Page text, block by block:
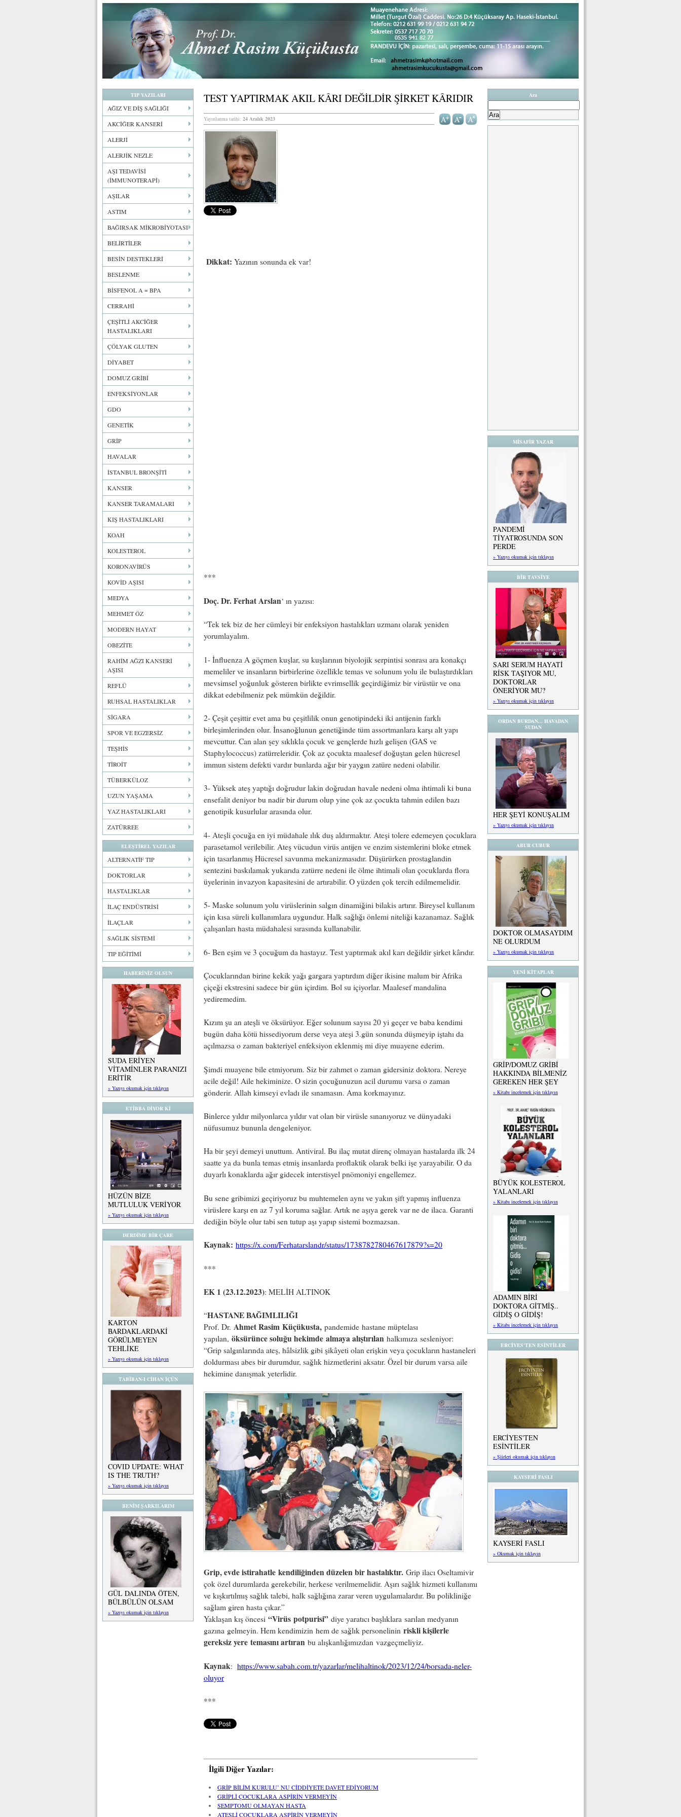
TIP YAZILARI
AĞIZ VE DİŞ SAĞLIĞI
AKCİĞER KANSERİ
ALERJİ
ALERJİK NEZLE
AŞI TEDAVİSİ
(İMMUNOTERAPİ)
AŞILAR
ASTIM
BAĞIRSAK MİKROBİYOTASI
BELİRTİLER
BESİN DESTEKLERİ
BESLENME
BİSFENOL A = BPA
CERRAHİ
ÇEŞİTLİ AKCİĞER
HASTALIKLARI
ÇÖLYAK GLUTEN
DİYABET
DOMUZ GRİBİ
ENFEKSİYONLAR
GDO
GENETİK
GRİP
HAVALAR
İSTANBUL BRONŞİTİ
KANSER
KANSER TARAMALARI
KIŞ HASTALIKLARI
KOAH
KOLESTEROL
KORONAVİRÜS
KOVİD AŞISI
MEDYA
MEHMET ÖZ
MODERN HAYAT
OBEZİTE
RAHİM AĞZI KANSERİ
AŞISI
REFLÜ
RUHSAL HASTALIKLAR
SİGARA
SPOR VE EGZERSİZ
TEŞHİS
TİROİT
TÜBERKÜLOZ
UZUN YAŞAMA
YAZ HASTALIKLARI
ZATÜRREE
ELEŞTİREL YAZILAR
ALTERNATİF TIP
DOKTORLAR
HASTALIKLAR
İLAÇ ENDÜSTRİSİ
İLAÇLAR
SAĞLIK SİSTEMİ
TIP EĞİTİMİ
HABERİNİZ OLSUN
SUDA ERİYEN
VİTAMİNLER PARANIZI
ERİTİR
» Yazıyı okumak için tıklayın
ETİBBA DİYOR Kİ
HÜZÜN BİZE
MUTLULUK VERİYOR
» Yazıyı okumak için tıklayın
DERDİME BİR ÇARE
KARTON
BARDAKLARDAKİ
GÖRÜLMEYEN
TEHLİKE
» Yazıyı okumak için tıklayın
TABİBAN-I CİHAN İÇÜN
COVID UPDATE: WHAT
IS THE TRUTH?
» Yazıyı okumak için tıklayın
BENİM ŞARKILARIM
GÜL DALINDA ÖTEN,
BÜLBÜLÜN OLSAM
» Yazıyı okumak için tıklayın
TEST YAPTIRMAK AKIL KÂRI DEĞİLDİR ŞİRKET KÂRIDIR
Yayınlanma tarihi: 24 Aralık 2023
Dikkat: Yazının sonunda ek var!
***
Doç. Dr. Ferhat Arslan‘ ın yazısı:
“Tek tek biz de her cümleyi bir enfeksiyon hastalıkları uzmanı olarak yeniden
yorumlayalım.
1- İnfluenza A göçmen kuşlar, su kuşlarının biyolojik serpintisi sonrası ara konakçı
memeliler ve insanların birbirlerine özellikle temas ve solunum yolu ile bulaştırdıkları
mevsimsel yoğunluk gösteren birlikte evrimsellik geçirdiğimiz bir virüstür ve ona
dikkat edebilmeniz pek mümkün değildir.
2- Çeşit çeşittir evet ama bu çeşitlilik onun genotipindeki iki antijenin farklı
birleşimlerinden olur. İnsanoğlunun genetiğinde tüm assortmanlara karşı alt yapı
mevcuttur. Can alan şey sıklıkla çocuk ve gençlerde hızlı gelişen (GAS ve
Staphylococcus) zatürreleridir. Çok az çocukta maalesef doğuştan gelen hücresel
immun sistem defekti vardır bunlarda ağır bir yaygın zatüre nedeni olabilir.
3- Yüksek ateş yaptığı doğrudur lakin doğrudan havale nedeni olma ihtimali ki buna
ensefalit deniyor bu nadir bir durum olup yine çok az çocukta tahmin edilen bazı
genotipik kusurlular arasında olur.
4- Ateşli çocuğa en iyi müdahale ılık duş aldırmaktır. Ateşi tolere edemeyen çocuklara
parasetamol verilebilir. Ateş vücudun virüs antijen ve enzim sistemlerini bloke etmek
için tasarlanmış Hücresel savunma mekanizmasıdır. Düşürürken prostaglandin
sentezini baskılamak yukarıda zatürre nedeni ile ölme ihtimali olan çocuklarda flora
üyelerinin invazyon kapasitesini de artırabilir. O yüzden çok tercih edilmemelidir.
5- Maske solunum yolu virüslerinin salgın dinamiğini bilakis artırır. Bireysel kullanım
için kısa süreli kullanımlara uygundur. Halk sağlığı önlemi niteliği kazanamaz. Sağlık
çalışanları hasta müdahalesi sırasında kullanabilir.
6- Ben eşim ve 3 çocuğum da hastayız. Test yaptırmak akıl karı değildir şirket kârıdır.
Çocuklarından birine kekik yağı gargara yaptırdım diğer ikisine malum bir Afrika
çiçeği ekstresini sadece bir gün içirdim. Bol su içiyorlar. Maalesef mandalina
yediremedim.
Kızım şu an ateşli ve öksürüyor. Eğer solunum sayısı 20 yi geçer ve baba kendimi
bugün daha kötü hissediyorum derse veya ateşi 3.gün sonunda düşmeyip iştahı da
açılmazsa o zaman bakteriyel enfeksiyon eklenmiş mi diye muayene ederim.
Şimdi muayene bile etmiyorum. Siz bir zahmet o zaman gidersiniz doktora. Nereye
acile değil! Aile hekiminize. O sizin çocuğunuzun acil durumu varsa o zaman
gönderir. Allah kimseyi evladı ile sınamasın. Ama korkmayınız.
Binlerce yıldır milyonlarca yıldır vat olan bir virüsle sınanıyoruz ve dünyadaki
nüfusumuz bununla dengeleniyor.
Ha bir şeyi demeyi unuttum. Antiviral. Bu ilaç mutat direnç olmayan hastalarda ilk 24
saatte ya da bunla temas etmiş insanlarda proflaktik olarak belki işe yarayabilir. O da
duyarlı konaklarda ağır gidecek interstisyel pnömoniyi engellemez.
Bu sene gribimizi geçiriyoruz bu muhtemelen aynı ve yakın şift yapmış influenza
virüslere karşı en az 7 yıl koruma sağlar. Artık ne aşıya gerek var ne de ilaca. Garanti
dediğin böyle olur tabi sen tutup aşı yapıp sistemi bozmazsan.
Kaynak: https://x.com/Ferhatarslandr/status/1738782780467617879?s=20
***
EK 1 (23.12.2023): MELİH ALTINOK
“HASTANE BAĞIMLILIĞI
Prof. Dr. Ahmet Rasim Küçükusta, pandemide hastane müptelası
yapılan, öksürünce soluğu hekimde almaya alıştırılan halkımıza sesleniyor:
“Grip salgınlarında ateş, hâlsizlik gibi şikâyeti olan erişkin veya çocukların hastaneleri
doldurması abes bir durumdur, sağlık hizmetlerini aksatır. Özel bir durum varsa aile
hekimine danışmak yeterlidir.
Grip, evde istirahatle kendiliğinden düzelen bir hastalıktır. Grip ilacı Oseltamivir
çok özel durumlarda gerekebilir, herkese verilmemelidir. Aşırı sağlık hizmeti kullanımı
ve kışkırtılmış sağlık talebi, halk sağlığına zarar veren uygulamalardır. Bu polikliniğe
sağlam giren hasta çıkar.”
Yaklaşan kış öncesi “Virüs potpurisi” diye yaratıcı başlıklara sarılan medyanın
gazına gelmeyin. Hem kendimizin hem de sağlık personelinin riskli kişilerle
gereksiz yere temasını artıran bu alışkanlığımızdan vazgeçmeliyiz.
Kaynak: https://www.sabah.com.tr/yazarlar/melihaltinok/2023/12/24/borsada-neler-
oluyor
***
İlgili Diğer Yazılar:
GRİP BİLİM KURULU’ NU CİDDİYETE DAVET EDİYORUM
GRİPLİ ÇOCUKLARA ASPİRİN VERMEYİN
SEMPTOMU OLMAYAN HASTA
ATEŞLİ ÇOCUKLARA ASPİRİN VERMEYİN
Ara
MİSAFİR YAZAR
PANDEMİ
TİYATROSUNDA SON
PERDE
» Yazıyı okumak için tıklayın
BİR TAVSİYE
SARI SERUM HAYATİ
RİSK TAŞIYOR MU,
DOKTORLAR
ÖNERİYOR MU?
» Yazıyı okumak için tıklayın
ORDAN BURDAN... HAVADAN
SUDAN
HER ŞEYİ KONUŞALIM
» Yazıyı okumak için tıklayın
ABUR CUBUR
DOKTOR OLMASAYDIM
NE OLURDUM
» Yazıyı okumak için tıklayın
YENİ KİTAPLAR
GRİP/DOMUZ GRİBİ
HAKKINDA BİLMENİZ
GEREKEN HER ŞEY
» Kitabı incelemek için tıklayın
BÜYÜK KOLESTEROL
YALANLARI
» Kitabı incelemek için tıklayın
ADAMIN BİRİ
DOKTORA GİTMİŞ..
GİDİŞ O GİDİŞ!
» Kitabı incelemek için tıklayın
ERCİYES'TEN ESİNTİLER
ERCİYES'TEN
ESİNTİLER
» Şiirleri okumak için tıklayın
KAYSERİ FASLI
KAYSERİ FASLI
» Okumak için tıklayın